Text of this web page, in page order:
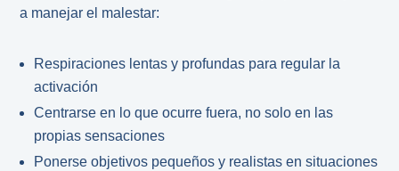
a manejar el malestar:
Respiraciones lentas y profundas para regular la
activación
Centrarse en lo que ocurre fuera, no solo en las
propias sensaciones
Ponerse objetivos pequeños y realistas en situaciones